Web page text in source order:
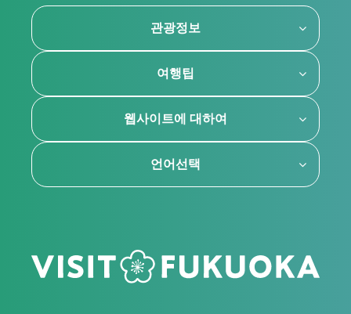
관광정보
여행팁
웹사이트에 대하여
언어선택